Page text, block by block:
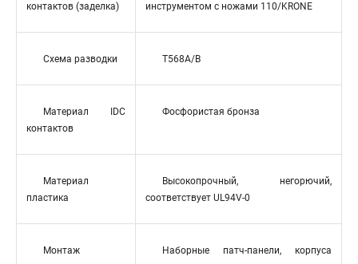
контактов (заделка)
инструментом с ножами 110/KRONE
Схема разводки T568A/B
Материал IDC
контактов
Фосфористая бронза
Материал
пластика
Высокопрочный, негорючий,
соответствует UL94V-0
Монтаж
Наборные патч-панели, корпуса